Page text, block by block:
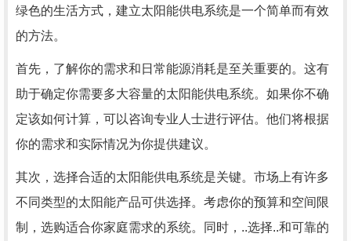
绿色的生活方式，建立太阳能供电系统是一个简单而有效
的方法。
首先，了解你的需求和日常能源消耗是至关重要的。这有
助于确定你需要多大容量的太阳能供电系统。如果你不确
定该如何计算，可以咨询专业人士进行评估。他们将根据
你的需求和实际情况为你提供建议。
其次，选择合适的太阳能供电系统是关键。市场上有许多
不同类型的太阳能产品可供选择。考虑你的预算和空间限
制，选购适合你家庭需求的系统。同时，..选择..和可靠的